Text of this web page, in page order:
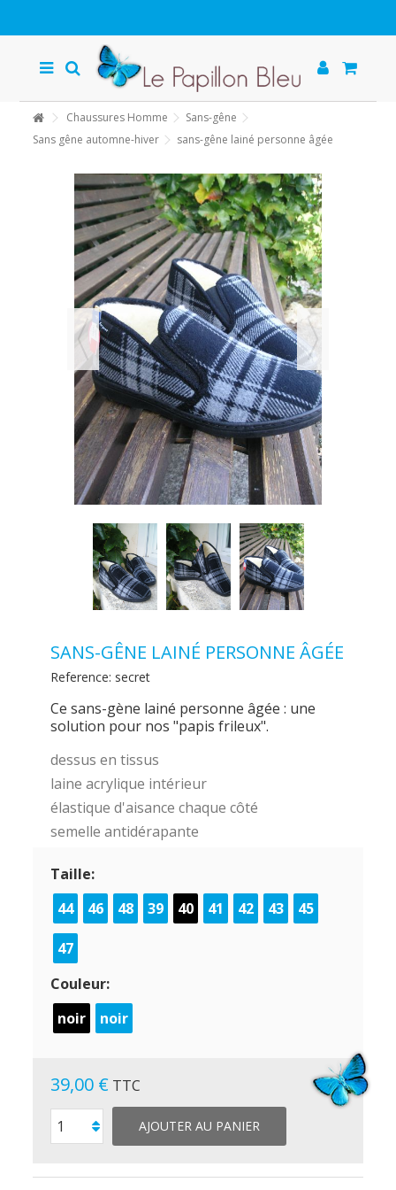
Chaussures Homme
Sans-gêne
Sans gêne automne-hiver
sans-gêne lainé personne âgée
SANS-GÊNE LAINÉ PERSONNE ÂGÉE
Reference: secret
Ce sans-gène lainé personne âgée : une
solution pour nos "papis frileux".
dessus en tissus
laine acrylique intérieur
élastique d'aisance chaque côté
semelle antidérapante
Taille:
44
46 48 39 40 41 42 43 45
47
Couleur:
noir
noir
39,00 € TTC
AJOUTER AU PANIER